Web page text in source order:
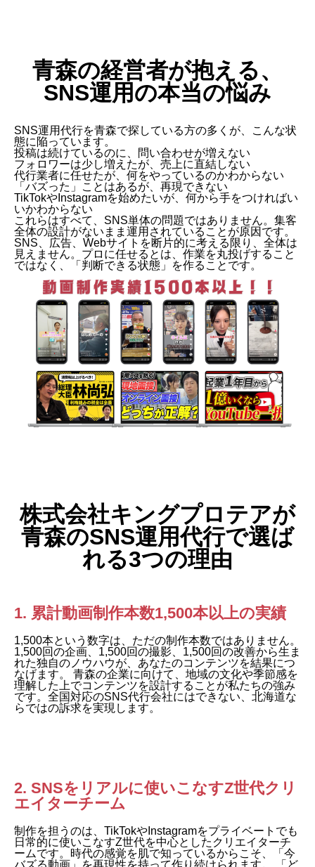
青森の経営者が抱える、
SNS運用の本当の悩み
SNS運用代行を青森で探している方の多くが、こんな状
態に陥っています。
投稿は続けているのに、問い合わせが増えない
フォロワーは少し増えたが、売上に直結しない
代行業者に任せたが、何をやっているのかわからない
「バズった」ことはあるが、再現できない
TikTokやInstagramを始めたいが、何から手をつければい
いかわからない
これらはすべて、SNS単体の問題ではありません。集客
全体の設計がないまま運用されていることが原因です。
SNS、広告、Webサイトを断片的に考える限り、全体は
見えません。プロに任せるとは、作業を丸投げすること
ではなく、「判断できる状態」を作ることです。
株式会社キングプロテアが
青森のSNS運用代行で選ば
れる3つの理由
1. 累計動画制作本数1,500本以上の実績
1,500本という数字は、ただの制作本数ではありません。
1,500回の企画、1,500回の撮影、1,500回の改善から生ま
れた独自のノウハウが、あなたのコンテンツを結果につ
なげます。 青森の企業に向けて、地域の文化や季節感を
理解した上でコンテンツを設計することが私たちの強み
です。全国対応のSNS代行会社にはできない、北海道な
らではの訴求を実現します。
2. SNSをリアルに使いこなすZ世代クリ
エイターチーム
制作を担うのは、TikTokやInstagramをプライベートでも
日常的に使いこなすZ世代を中心としたクリエイターチ
ームです。時代の感覚を肌で知っているからこそ、「今
バズる動画」を再現性を持って作り続けられます。 「ど